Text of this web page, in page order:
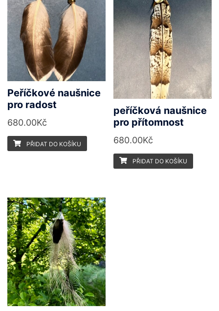
Peříčkové naušnice
pro radost
680.00Kč
PŘIDAT DO KOŠÍKU
peříčková naušnice
pro přítomnost
680.00Kč
PŘIDAT DO KOŠÍKU